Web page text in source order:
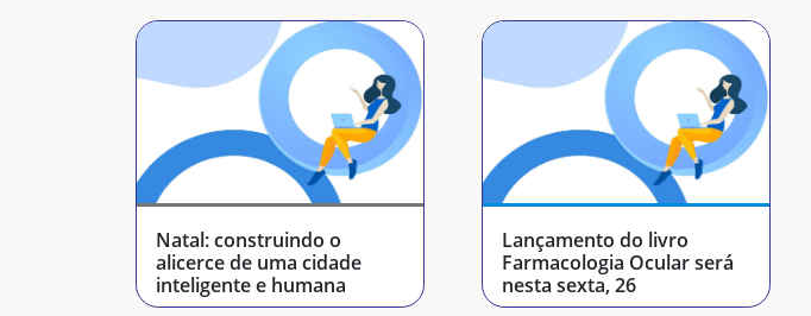
Natal: construindo o
alicerce de uma cidade
inteligente e humana
Lançamento do livro
Farmacologia Ocular será
nesta sexta, 26